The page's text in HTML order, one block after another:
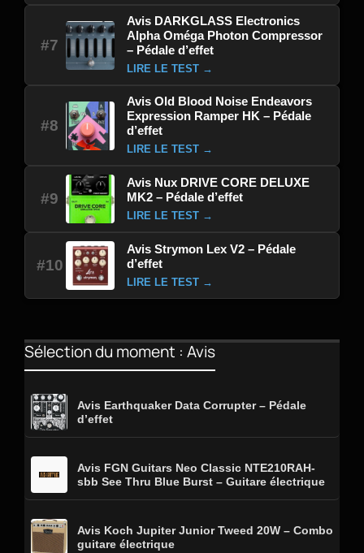
#7
Avis DARKGLASS Electronics
Alpha Oméga Photon Compressor
– Pédale d’effet
LIRE LE TEST →
#8
Avis Old Blood Noise Endeavors
Expression Ramper HK – Pédale
d’effet
LIRE LE TEST →
#9
Avis Nux DRIVE CORE DELUXE
MK2 – Pédale d’effet
LIRE LE TEST →
#10
Avis Strymon Lex V2 – Pédale
d’effet
LIRE LE TEST →
Sélection du moment : Avis
Avis Earthquaker Data Corrupter – Pédale
d’effet
Avis FGN Guitars Neo Classic NTE210RAH-
sbb See Thru Blue Burst – Guitare électrique
Avis Koch Jupiter Junior Tweed 20W – Combo
guitare électrique